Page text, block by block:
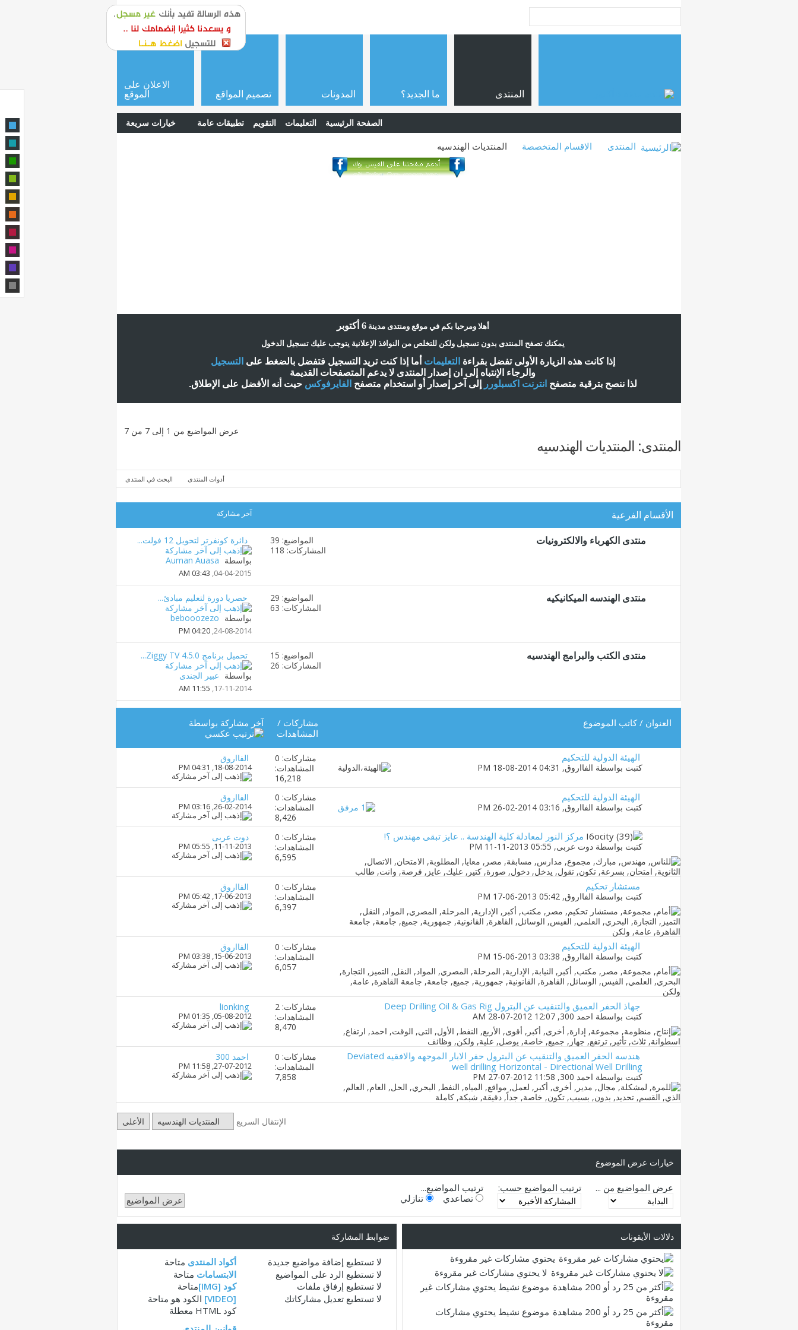
or login
المنتدى
الصفحة الرئيسية التعليمات التقويم تطبيقات عامة خيارات سريعة
ما الجديد؟ المدونات تصميم المواقع
الاعلان على
الموقع
المنتدى الاقسام المتخصصة المنتديات الهندسيه
أهلا ومرحبا بكم في موقع ومنتدى مدينة6 أكتوبر
يمكنك تصفح المنتدى بدون تسجيل ولكن للتخلص من النوافذ الإعلانية يتوجب عليك تسجيل الدخول
إذا كانت هذه الزيارة الأولى تفضل بقراءة التعليمات ما إذا كنت تريد التسجيل فتفضل بالضغط على التسجيل
والرجاء الإنتباه إلى ان إصدار المنتدى لا يدعم المتصفحات القديمة
لذا ننصح بترقية متصفح انترنت اكسبلورر إلى آخر إصدار أو استخدام متصفح الفايرفوكس حيت أنه الأفضل على الإطلاق.
عرض المواضيع من 1 إلى 7 من 7
المنتدى: المنتديات الهندسيه
أدوات المنتدى البحث في المنتدى
الأقسام الفرعية آخر مشاركة
منتدى الكهرباء والالكترونيات
مشاهدة
تغذيات
المواضيع: 39
المشاركات: 118
دائرة كونفرتر لتحويل 12 فولت...
بواسطة Auman Auasa
04-04-2015,
03:43 AM
منتدى الهندسه الميكانيكيه
مشاهدة
تغذيات
المواضيع: 29
المشاركات: 63
حصريا دورة لتعليم مبادئ...
بواسطة bebooozezo
24-08-2014,
04:20 PM
منتدى الكتب والبرامج الهندسيه
مشاهدة
تغذيات
المواضيع: 15
المشاركات: 26
تحميل برنامج Ziggy TV 4.5.0...
بواسطة عبير الجندى
17-11-2014,
11:55 AM
العنوان /كاتب الموضوع مشاركات /
المشاهدات
آخر مشاركة بواسطة
الهيئة الدولية للتحكيم
كتبت بواسطة الفااروق‏, 18-08-2014 04:31 PM
مشاركات: 0
المشاهدات:
16,218
الفااروق
18-08-2014,
04:31 PM
الهيئة الدولية للتحكيم
كتبت بواسطة الفااروق‏, 26-02-2014 03:16 PM
مشاركات: 0
المشاهدات:
8,426
الفااروق
26-02-2014,
03:16 PM
مركز النور لمعادلة كلية الهندسة .. عايز تبقى مهندس ؟!
كتبت بواسطة دوت عربى‏, 11-11-2013 05:55 PM
مشاركات: 0
المشاهدات:
6,595
دوت عربى
11-11-2013,
05:55 PM
مستشار تحكيم
كتبت بواسطة الفااروق‏, 17-06-2013 05:42 PM
مشاركات: 0
المشاهدات:
6,397
الفااروق
17-06-2013,
05:42 PM
الهيئة الدولية للتحكيم
كتبت بواسطة الفااروق‏, 15-06-2013 03:38 PM
مشاركات: 0
المشاهدات:
6,057
الفااروق
15-06-2013,
03:38 PM
جهاذ الحفر العميق والتنقيب عن البترول Deep Drilling Oil & Gas Rig
كتبت بواسطة احمد 300 ‏, 28-07-2012 12:07 AM
مشاركات: 2
المشاهدات:
8,470
lionking
05-08-2012,
01:35 PM
هندسه الحفر العميق والتنقيب عن البترول حفر الابار الموجهه والافقيه Deviated
well drilling Horizontal - Directional Well Drilling
كتبت بواسطة احمد 300 ‏, 27-07-2012 11:58 PM
مشاركات: 0
المشاهدات:
7,858
احمد 300
27-07-2012,
11:58 PM
الإنتقال السريع المنتديات الهندسيه الأعلى
خيارات عرض الموضوع
عرض المواضيع من ... ترتيب المواضيع حسب:
ترتيب المواضيع...
تصاعدي
تنازلي
دلالات الأيقونات
يحتوي مشاركات غير مقروءة
لا يحتوي مشاركات غير مقروءة
موضوع نشيط يحتوي مشاركات غير
مقروءة
موضوع نشيط يحتوي مشاركات
مقروءة
ضوابط المشاركة
لا تستطيع إضافة مواضيع جديدة
لا تستطيع الرد على المواضيع
لا تستطيع إرفاق ملفات
لا تستطيع تعديل مشاركاتك
أكواد المنتدى متاحة
الابتسامات متاحة
كود [IMG]
متاحة
[VIDEO]
الكود هو متاحة
كود HTML
معطلة